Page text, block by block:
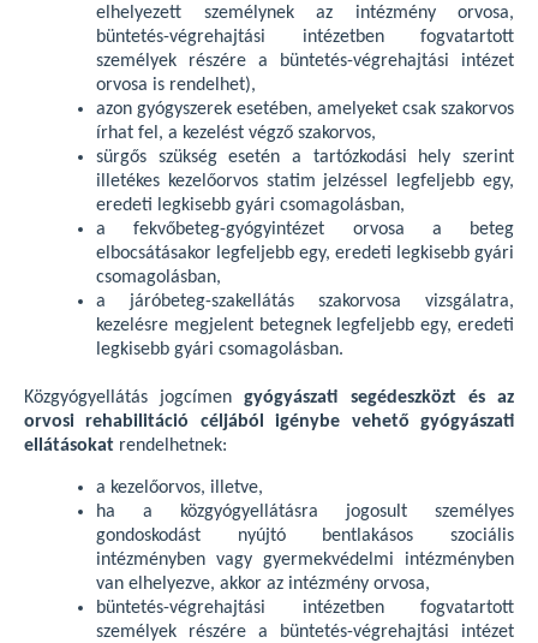
elhelyezett személynek az intézmény orvosa,
büntetés-végrehajtási intézetben fogvatartott
személyek részére a büntetés-végrehajtási intézet
orvosa is rendelhet),
azon gyógyszerek esetében, amelyeket csak szakorvos
írhat fel, a kezelést végző szakorvos,
sürgős szükség esetén a tartózkodási hely szerint
illetékes kezelőorvos statim jelzéssel legfeljebb egy,
eredeti legkisebb gyári csomagolásban,
a fekvőbeteg-gyógyintézet orvosa a beteg
elbocsátásakor legfeljebb egy, eredeti legkisebb gyári
csomagolásban,
a járóbeteg-szakellátás szakorvosa vizsgálatra,
kezelésre megjelent betegnek legfeljebb egy, eredeti
legkisebb gyári csomagolásban.
Közgyógyellátás jogcímengyógyászati segédeszközt és az
orvosi rehabilitáció céljából igénybe vehető gyógyászati
ellátásokat rendelhetnek:
a kezelőorvos, illetve,
ha a közgyógyellátásra jogosult személyes
gondoskodást nyújtó bentlakásos szociális
intézményben vagy gyermekvédelmi intézményben
van elhelyezve, akkor az intézmény orvosa,
büntetés-végrehajtási intézetben fogvatartott
személyek részére a büntetés-végrehajtási intézet